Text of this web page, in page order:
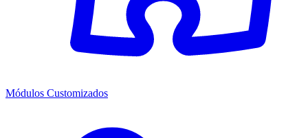
Módulos Customizados